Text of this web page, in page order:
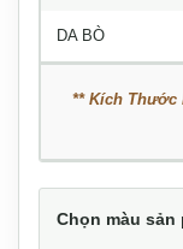
DA BÒ
** Kích Thước
Chọn màu sản